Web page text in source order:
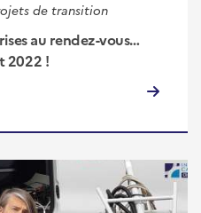
de transition
au rendez-vous…
2022 !